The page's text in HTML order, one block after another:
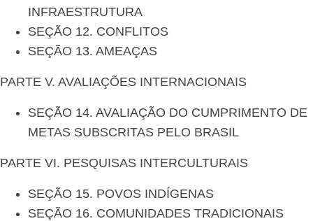
INFRAESTRUTURA
SEÇÃO 12. CONFLITOS
SEÇÃO 13. AMEAÇAS
PARTE V. AVALIAÇÕES INTERNACIONAIS
SEÇÃO 14. AVALIAÇÃO DO CUMPRIMENTO DE
METAS SUBSCRITAS PELO BRASIL
PARTE VI. PESQUISAS INTERCULTURAIS
SEÇÃO 15. POVOS INDÍGENAS
SEÇÃO 16. COMUNIDADES TRADICIONAIS